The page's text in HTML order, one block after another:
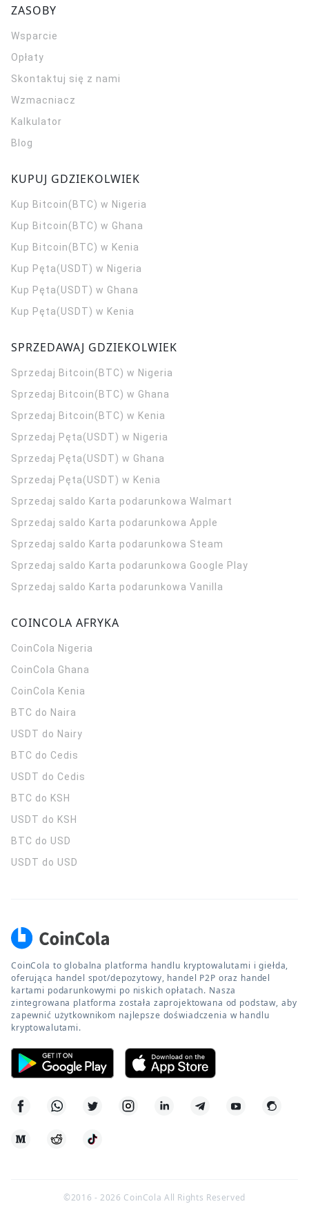
ZASOBY
Wsparcie
Opłaty
Skontaktuj się z nami
Wzmacniacz
Kalkulator
Blog
KUPUJ GDZIEKOLWIEK
Kup Bitcoin(BTC) w Nigeria
Kup Bitcoin(BTC) w Ghana
Kup Bitcoin(BTC) w Kenia
Kup Pęta(USDT) w Nigeria
Kup Pęta(USDT) w Ghana
Kup Pęta(USDT) w Kenia
SPRZEDAWAJ GDZIEKOLWIEK
Sprzedaj Bitcoin(BTC) w Nigeria
Sprzedaj Bitcoin(BTC) w Ghana
Sprzedaj Bitcoin(BTC) w Kenia
Sprzedaj Pęta(USDT) w Nigeria
Sprzedaj Pęta(USDT) w Ghana
Sprzedaj Pęta(USDT) w Kenia
Sprzedaj saldo Karta podarunkowa Walmart
Sprzedaj saldo Karta podarunkowa Apple
Sprzedaj saldo Karta podarunkowa Steam
Sprzedaj saldo Karta podarunkowa Google Play
Sprzedaj saldo Karta podarunkowa Vanilla
COINCOLA AFRYKA
CoinCola Nigeria
CoinCola Ghana
CoinCola Kenia
BTC do Naira
USDT do Nairy
BTC do Cedis
USDT do Cedis
BTC do KSH
USDT do KSH
BTC do USD
USDT do USD
CoinCola to globalna platforma handlu kryptowalutami i giełda,
oferująca handel spot/depozytowy, handel P2P oraz handel
kartami podarunkowymi po niskich opłatach. Nasza
zintegrowana platforma została zaprojektowana od podstaw, aby
zapewnić użytkownikom najlepsze doświadczenia w handlu
kryptowalutami.
©2016 -2026 CoinCola All Rights Reserved